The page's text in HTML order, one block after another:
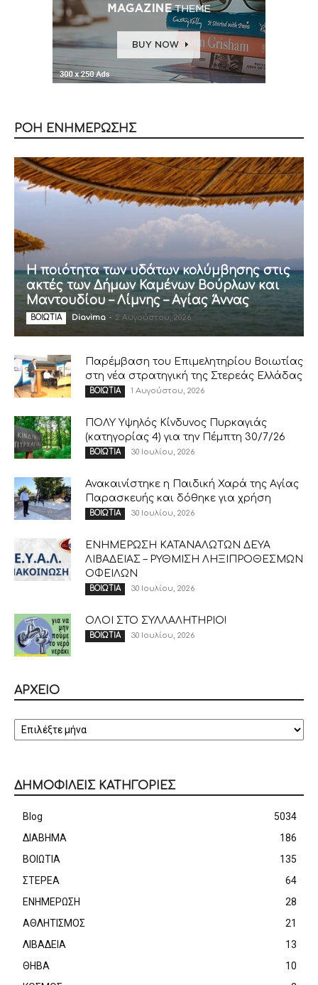
ΡΟΗ ΕΝΗΜΕΡΩΣΗΣ
Η ποιότητα των υδάτων κολύμβησης στις
ακτές των Δήμων Καμένων Βούρλων και
Μαντουδίου – Λίμνης – Αγίας Άννας
ΒΟΙΩΤΙΑ Diavima - 2 Αυγούστου, 2026
Παρέμβαση του Επιμελητηρίου Βοιωτίας
στη νέα στρατηγική της Στερεάς Ελλάδας
ΒΟΙΩΤΙΑ 1 Αυγούστου, 2026
ΠΟΛΥ Υψηλός Κίνδυνος Πυρκαγιάς
(κατηγορίας 4) για την Πέμπτη 30/7/26
ΒΟΙΩΤΙΑ 30 Ιουλίου, 2026
Ανακαινίστηκε η Παιδική Χαρά της Αγίας
Παρασκευής και δόθηκε για χρήση
ΒΟΙΩΤΙΑ 30 Ιουλίου, 2026
ΕΝΗΜΕΡΩΣΗ ΚΑΤΑΝΑΛΩΤΩΝ ΔΕΥΑ
ΛΙΒΑΔΕΙΑΣ – ΡΥΘΜΙΣΗ ΛΗΞΙΠΡΟΘΕΣΜΩΝ
ΟΦΕΙΛΩΝ
ΒΟΙΩΤΙΑ 30 Ιουλίου, 2026
ΟΛΟΙ ΣΤΟ ΣΥΛΛΑΛΗΤΗΡΙΟ!
ΒΟΙΩΤΙΑ 30 Ιουλίου, 2026
ΑΡΧΕΙΟ
ΔΗΜΟΦΙΛΕΙΣ ΚΑΤΗΓΟΡΙΕΣ
Blog
5034
ΔΙΑΒΗΜΑ
186
ΒΟΙΩΤΙΑ
135
ΣΤΕΡΕΑ
64
ΕΝΗΜΕΡΩΣΗ
28
ΑΘΛΗΤΙΣΜΟΣ
21
ΛΙΒΑΔΕΙΑ
13
ΘΗΒΑ
10